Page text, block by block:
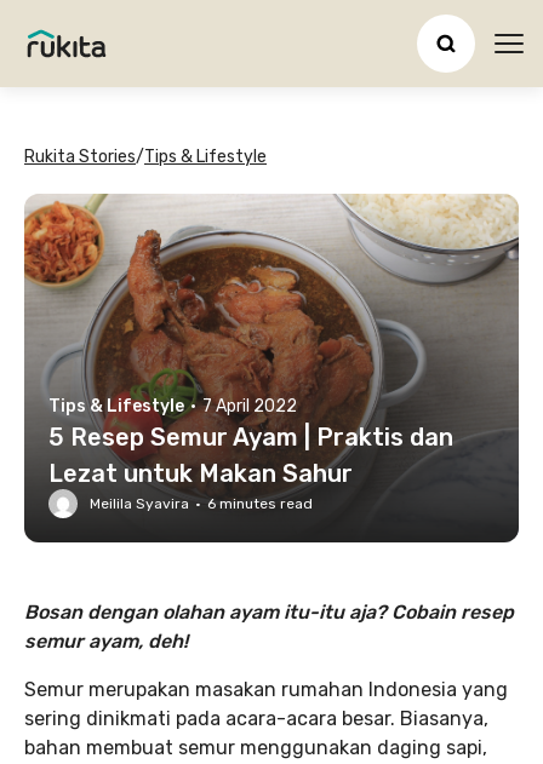
Rukita Stories/Tips & Lifestyle
Tips & Lifestyle · 7 April 2022
5 Resep Semur Ayam | Praktis dan
Lezat untuk Makan Sahur
Meilila Syavira · 6minutes read
Bosan dengan olahan ayam itu-itu aja? Cobain resep
semur ayam, deh!
Semur merupakan masakan rumahan Indonesia yang
sering dinikmati pada acara-acara besar. Biasanya,
bahan membuat semur menggunakan daging sapi,